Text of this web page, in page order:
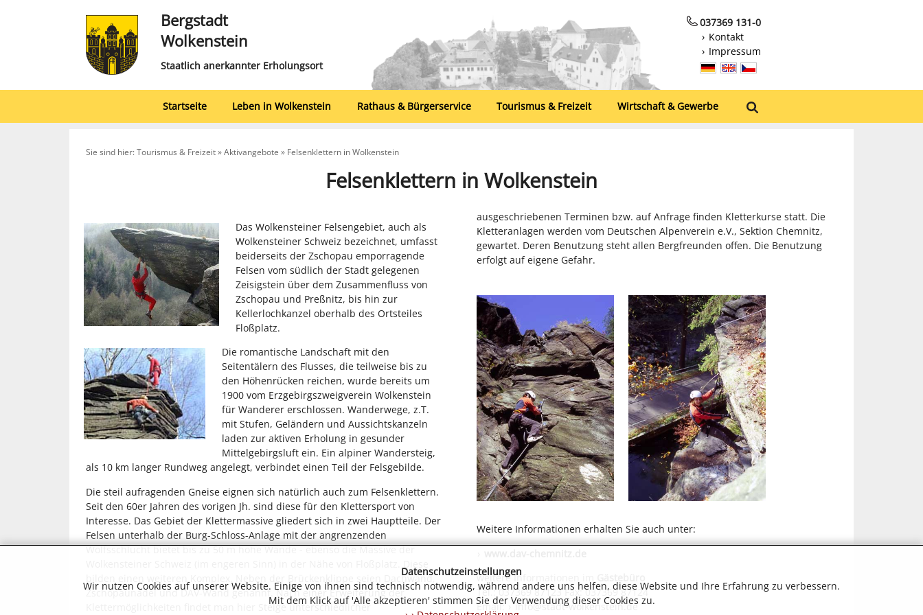
Datenschutzeinstellungen
Wir nutzen Cookies auf unserer Website. Einige von ihnen sind technisch notwendig, während andere uns helfen, diese Website und Ihre Erfahrung zu verbessern.
Mit dem Klick auf 'Alle akzeptieren' stimmen Sie der Verwendung dieser Cookies zu.
Bergstadt
Wolkenstein
Staatlich anerkannter Erholungsort
037369 131-0
Kontakt
Impressum
Startseite Leben in Wolkenstein Rathaus & Bürgerservice Tourismus & Freizeit Wirtschaft & Gewerbe
Sie sind hier: Tourismus & Freizeit » Aktivangebote » Felsenklettern in Wolkenstein
Felsenklettern in Wolkenstein
Das Wolkensteiner Felsengebiet, auch als
Wolkensteiner Schweiz bezeichnet, umfasst
beiderseits der Zschopau emporragende
Felsen vom südlich der Stadt gelegenen
Zeisigstein über dem Zusammenfluss von
Zschopau und Preßnitz, bis hin zur
Kellerlochkanzel oberhalb des Ortsteiles
Floßplatz.
Die romantische Landschaft mit den
Seitentälern des Flusses, die teilweise bis zu
den Höhenrücken reichen, wurde bereits um
1900 vom Erzgebirgszweigverein Wolkenstein
für Wanderer erschlossen. Wanderwege, z.T.
mit Stufen, Geländern und Aussichtskanzeln
laden zur aktiven Erholung in gesunder
Mittelgebirgsluft ein. Ein alpiner Wandersteig,
als 10 km langer Rundweg angelegt, verbindet einen Teil der Felsgebilde.
Die steil aufragenden Gneise eignen sich natürlich auch zum Felsenklettern.
Seit den 60er Jahren des vorigen Jh. sind diese für den Klettersport von
Interesse. Das Gebiet der Klettermassive gliedert sich in zwei Hauptteile. Der
Felsen unterhalb der Burg-Schloss-Anlage mit der angrenzenden
Wolfsschlucht bietet bis zu 50 m hohe Wände - ebenso die Massive der
bilden einen weiteren Komplex. Neben der Brückenklippe seien Dachwand,
Zschopaunadel und DAV-Wand genannt. Nach einer Erweiterung der
Klettermöglichkeiten findet man hier Steige unterschiedlicher
ausgeschriebenen Terminen bzw. auf Anfrage finden Kletterkurse statt. Die
Kletteranlagen werden vom Deutschen Alpenverein e.V., Sektion Chemnitz,
gewartet. Deren Benutzung steht allen Bergfreunden offen. Die Benutzung
erfolgt auf eigene Gefahr.
Weitere Informationen erhalten Sie auch unter:
weitere Informationen im
Tel.: 037369 87123 Fax: 037369 87124
Email:
info@stadt-wolkenstein.de